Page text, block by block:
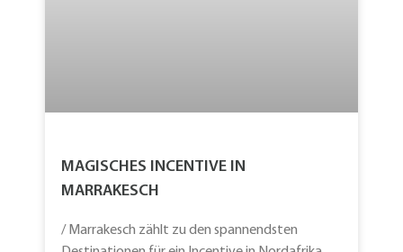
MAGISCHES INCENTIVE IN
MARRAKESCH
/ Marrakesch zählt zu den spannendsten